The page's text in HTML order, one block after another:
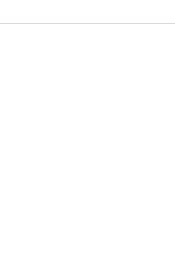
菌、病毒感染，导致鼻部红肿、疼痛甚至流脓，需